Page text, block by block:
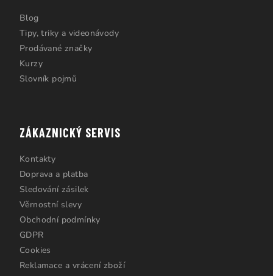
Blog
Tipy, triky a videonávody
Prodávané značky
Kurzy
Slovník pojmů
ZÁKAZNICKÝ SERVIS
Kontakty
Doprava a platba
Sledování zásilek
Věrnostní slevy
Obchodní podmínky
GDPR
Cookies
Reklamace a vrácení zboží